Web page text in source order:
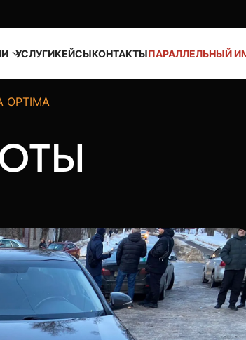
УСЛУГИКЕЙСЫКОНТАКТЫПАРАЛЛЕЛЬНЫЙ
OPTIMA